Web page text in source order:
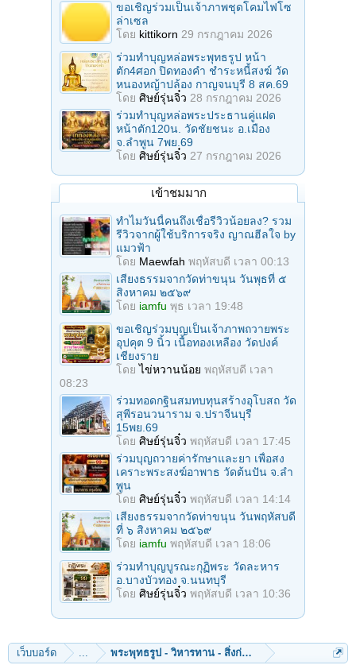
ขอเชิญร่วมเป็นเจ้าภาพชุดโคมไฟโซ
ล่าเซล
โดย kittikorn 29 กรกฎาคม 2026
ร่วมทําบุญหล่อพระพุทธรูป หน้า
ตัก4ศอก ปิดทองคํา ชําระหนี้สงฆ์ วัด
หนองหญ้าปล้อง กาญจนบุรี 8 สค.69
โดย ศิษย์รุ่นจิ๋ว 28 กรกฎาคม 2026
ร่วมทําบุญหล่อพระประธานคู่แฝด
หน้าตัก120น. วัดชัยชนะ อ.เมือง
จ.ลำพูน 7พย.69
โดย ศิษย์รุ่นจิ๋ว 27 กรกฎาคม 2026
เข้าชมมาก
ทำไมวันนี้คนถึงเชื่อรีวิวน้อยลง? รวม
รีวิวจากผู้ใช้บริการจริง ญาณฮีลใจ by
แมวฟ้า
โดย Maewfah พฤหัสบดี เวลา 00:13
เสียงธรรมจากวัดท่าขนุน วันพุธที่ ๕
สิงหาคม ๒๕๖๙
โดย iamfu พุธ เวลา 19:48
ขอเชิญร่วมบุญเป็นเจ้าภาพถวายพระ
อุปคุต 9 นิ้ว เนื้อทองเหลือง วัดปงค์
เชียงราย
โดยไข่หวานน้อย พฤหัสบดี เวลา
08:23
ร่วมทอดกฐินสมทบทุนสร้างอุโบสถ วัด
สุพีรอนวนาราม จ.ปราจีนบุรี
15พย.69
โดย ศิษย์รุ่นจิ๋ว พฤหัสบดี เวลา 17:45
ร่วมบุญถวายค่ารักษาและยา เพื่อสง
เคราะพระสงฆ์อาพาธ วัดต้นปัน จ.ลํา
พูน
โดย ศิษย์รุ่นจิ๋ว พฤหัสบดี เวลา 14:14
เสียงธรรมจากวัดท่าขนุน วันพฤหัสบดี
ที่ ๖ สิงหาคม ๒๕๖๙
โดย iamfu พฤหัสบดี เวลา 18:06
ร่วมทําบุญบูรณะกุฏิพระ วัดละหาร
อ.บางบัวทอง จ.นนทบุรี
โดย ศิษย์รุ่นจิ๋ว พฤหัสบดี เวลา 10:36
เว็บบอร์ด ... พระพุทธรูป - วิหารทาน - สิ่งก่อสร้าง